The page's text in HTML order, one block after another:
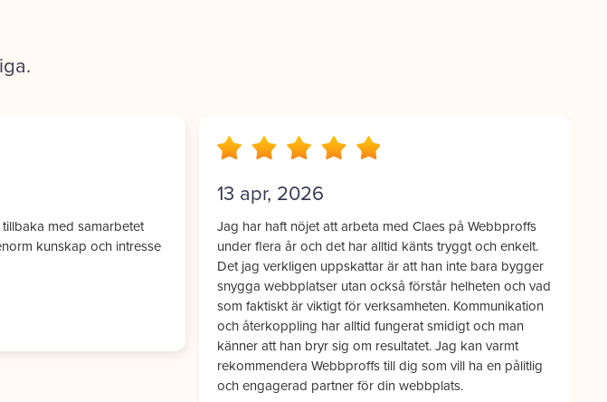
Claes på Webbproffs
känts tryggt och enkelt.
att han inte bara bygger
Kommunikation
smidigt och man
10 apr, 2026
Vi på Stockholms Dykcenter är extremt nöjda med
samarbetet! Webbproffs har inte bara skapat en snygg
hemsida, utan vi har sett en tydlig ökning i både trafik
och konverteringar sedan lanseringen. De förstår
verkligen affärsnyttan bakom designen. Rekommenderas
varmt!
Miro Tomaszewski